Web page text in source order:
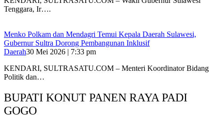
Tenggara, Ir….
Menko Polkam dan Mendagri Temui Kepala Daerah Sulawesi,
Gubernur Sultra Dorong Pembangunan Inklusif
Daerah30 Mei 2026 | 7:33 pm
KENDARI, SULTRASATU.COM – Menteri Koordinator Bidang
Politik dan…
BUPATI KONUT PANEN RAYA PADI
GOGO